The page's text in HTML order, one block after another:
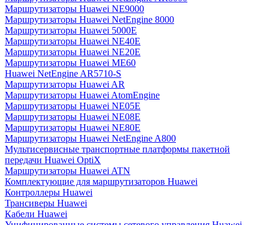
Маршрутизаторы Huawei NE9000
Маршрутизаторы Huawei NetEngine 8000
Маршрутизаторы Huawei 5000E
Маршрутизаторы Huawei NE40E
Маршрутизаторы Huawei NE20E
Маршрутизаторы Huawei ME60
Huawei NetEngine AR5710-S
Маршрутизаторы Huawei AR
Маршрутизаторы Huawei AtomEngine
Маршрутизаторы Huawei NE05E
Маршрутизаторы Huawei NE08E
Маршрутизаторы Huawei NE80E
Маршрутизаторы Huawei NetEngine A800
Мультисервисные транспортные платформы пакетной
передачи Huawei OptiX
Маршрутизаторы Huawei ATN
Комплектующие для маршрутизаторов Huawei
Контроллеры Huawei
Трансиверы Huawei
Кабели Huawei